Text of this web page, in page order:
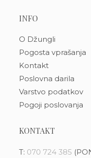
INFO
O Džungli
Pogosta vprašanja
Kontakt
Poslovna darila
Varstvo podatkov
Pogoji poslovanja
KONTAKT
T: 070 724 385